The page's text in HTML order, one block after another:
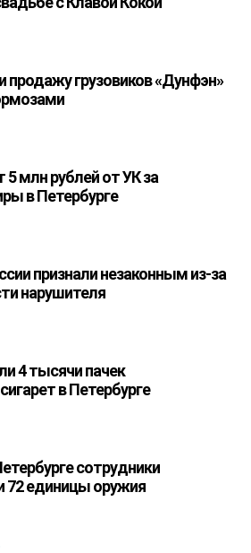
продажу грузовиков «Дунфэн»
5 млн рублей от УК за
в Петербурге
признали незаконным из-за
нарушителя
4 тысячи пачек
в Петербурге
сотрудники
72 единицы оружия